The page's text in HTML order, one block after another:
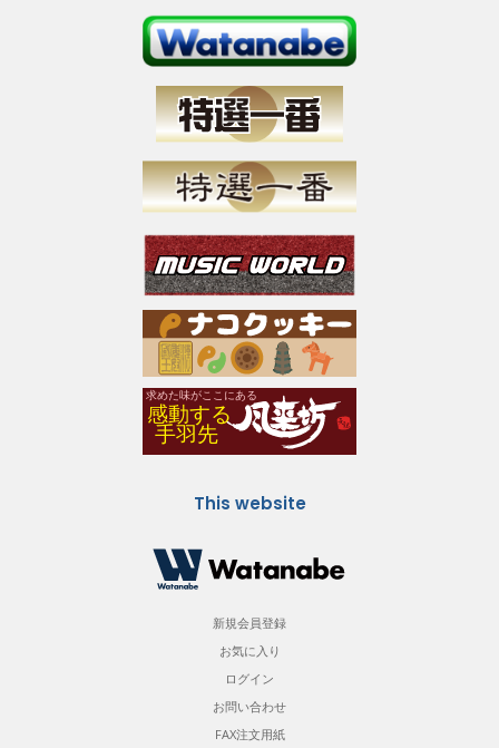
This website
新規会員登録
お気に入り
ログイン
お問い合わせ
FAX注文用紙